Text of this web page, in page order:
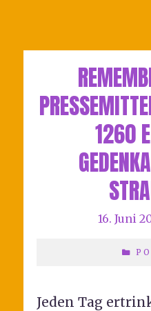
1260
16. Juni
Jeden Tag